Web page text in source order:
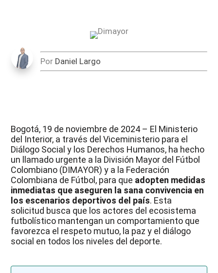
Por Daniel Largo
Bogotá, 19 de noviembre de 2024 – El Ministerio
del Interior, a través del Viceministerio para el
Diálogo Social y los Derechos Humanos, ha hecho
un llamado urgente a la División Mayor del Fútbol
Colombiano (DIMAYOR) y a la Federación
Colombiana de Fútbol, para que adopten medidas
inmediatas que aseguren la sana convivencia en
los escenarios deportivos del país. Esta
solicitud busca que los actores del ecosistema
futbolístico mantengan un comportamiento que
favorezca el respeto mutuo, la paz y el diálogo
social en todos los niveles del deporte.